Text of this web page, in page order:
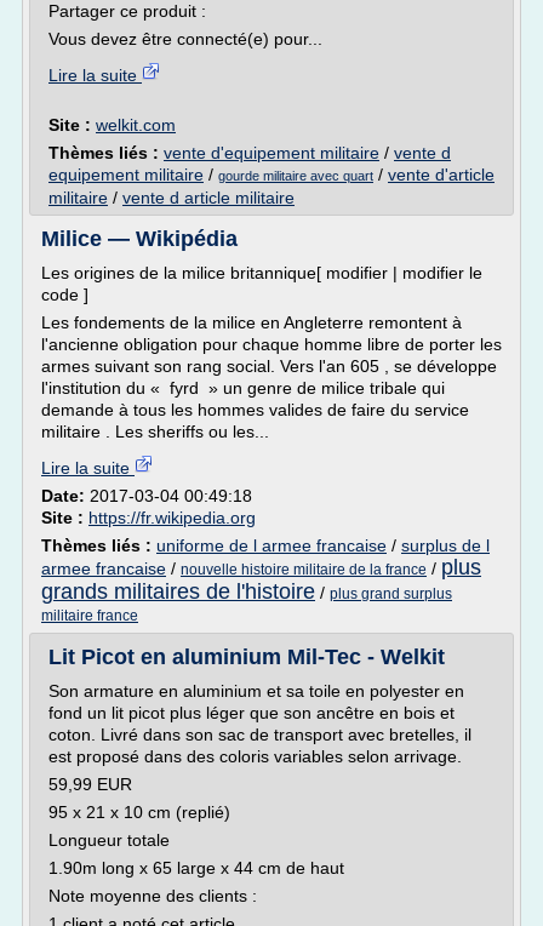
Partager ce produit :
Vous devez être connecté(e) pour...
Lire la suite
Site : welkit.com
Thèmes liés : vente d'equipement militaire / vente d
equipement militaire / gourde militaire avec quart / vente d'article
militaire / vente d article militaire
Milice — Wikipédia
Les origines de la milice britannique[ modifier | modifier le
code ]
Les fondements de la milice en Angleterre remontent à
l'ancienne obligation pour chaque homme libre de porter les
armes suivant son rang social. Vers l'an 605 , se développe
l'institution du « fyrd » un genre de milice tribale qui
demande à tous les hommes valides de faire du service
militaire . Les sheriffs ou les...
Lire la suite
Date: 2017-03-04 00:49:18
Site : https://fr.wikipedia.org
Thèmes liés : uniforme de l armee francaise / surplus de l
armee francaise / nouvelle histoire militaire de la france / plus
grands militaires de l'histoire / plus grand surplus
militaire france
Lit Picot en aluminium Mil-Tec - Welkit
Son armature en aluminium et sa toile en polyester en
fond un lit picot plus léger que son ancêtre en bois et
coton. Livré dans son sac de transport avec bretelles, il
est proposé dans des coloris variables selon arrivage.
59,99 EUR
95 x 21 x 10 cm (replié)
Longueur totale
1.90m long x 65 large x 44 cm de haut
Note moyenne des clients :